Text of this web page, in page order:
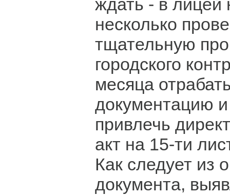
ждать - в лицей
несколько
тщательную
городского
месяца
документацию
привлечь
акт на 15-ти
Как следует из
документа,